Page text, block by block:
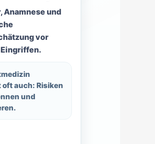
Anamnese und
vor
auch: Risiken
und